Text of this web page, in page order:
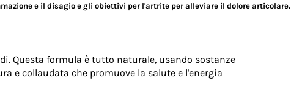
e il disagio e gli obiettivi per l'artrite per alleviare il dolore articolare.
Questa formula è tutto naturale, usando sostanze
e collaudata che promuove la salute e l'energia